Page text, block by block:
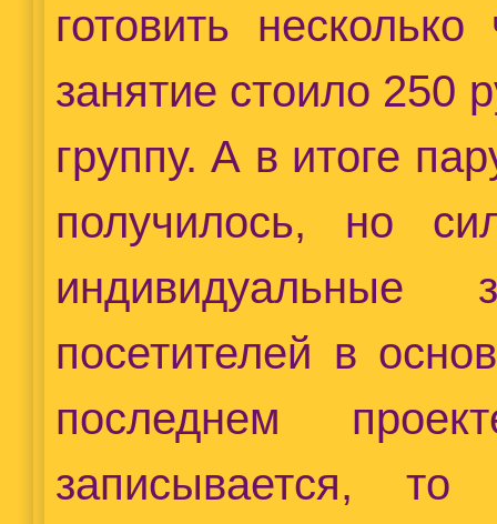
готовить
занятие стоило 250
группу. А в итоге
получилось, но
посетителей в
последнем
записывается,